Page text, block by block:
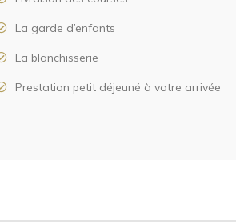
La garde d’enfants
La blanchisserie
Prestation petit déjeuné à votre arrivée